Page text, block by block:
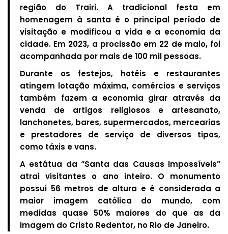
região do Trairi. A tradicional festa em
homenagem à santa é o principal período de
visitação e modificou a vida e a economia da
cidade. Em 2023, a procissão em 22 de maio, foi
acompanhada por mais de 100 mil pessoas.
Durante os festejos, hotéis e restaurantes
atingem lotação máxima, comércios e serviços
também fazem a economia girar através da
venda de artigos religiosos e artesanato,
lanchonetes, bares, supermercados, mercearias
e prestadores de serviço de diversos tipos,
como táxis e vans.
A estátua da “Santa das Causas Impossíveis”
atrai visitantes o ano inteiro. O monumento
possui 56 metros de altura e é considerada a
maior imagem católica do mundo, com
medidas quase 50% maiores do que as da
imagem do Cristo Redentor, no Rio de Janeiro.